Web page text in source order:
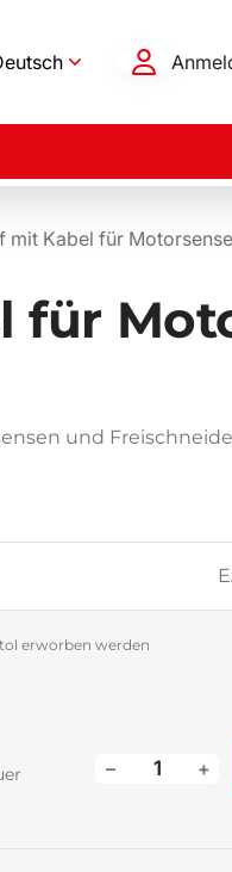
mit Kabel für
für
und
erworben werden
+
–